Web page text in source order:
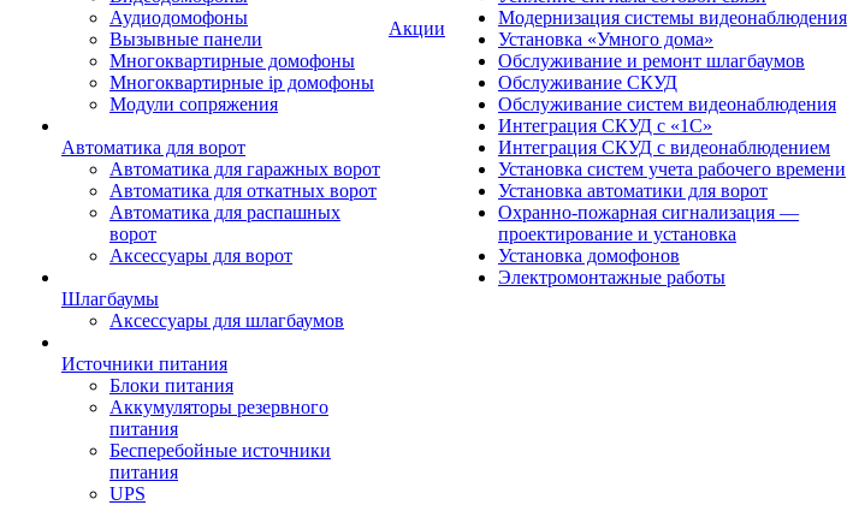
Аудиодомофоны
Вызывные панели
Многоквартирные домофоны
Многоквартирные ip домофоны
Модули сопряжения
Автоматика для ворот
Автоматика для гаражных ворот
Автоматика для откатных ворот
Автоматика для распашных
ворот
Аксессуары для ворот
Шлагбаумы
Аксессуары для шлагбаумов
Источники питания
Блоки питания
Аккумуляторы резервного
питания
Бесперебойные источники
питания
UPS
Акции
Модернизация системы видеонаблюдения
Установка «Умного дома»
Обслуживание и ремонт шлагбаумов
Обслуживание СКУД
Обслуживание систем видеонаблюдения
Интеграция СКУД с «1С»
Интеграция СКУД с видеонаблюдением
Установка систем учета рабочего времени
Установка автоматики для ворот
Охранно-пожарная сигнализация —
проектирование и установка
Установка домофонов
Электромонтажные работы